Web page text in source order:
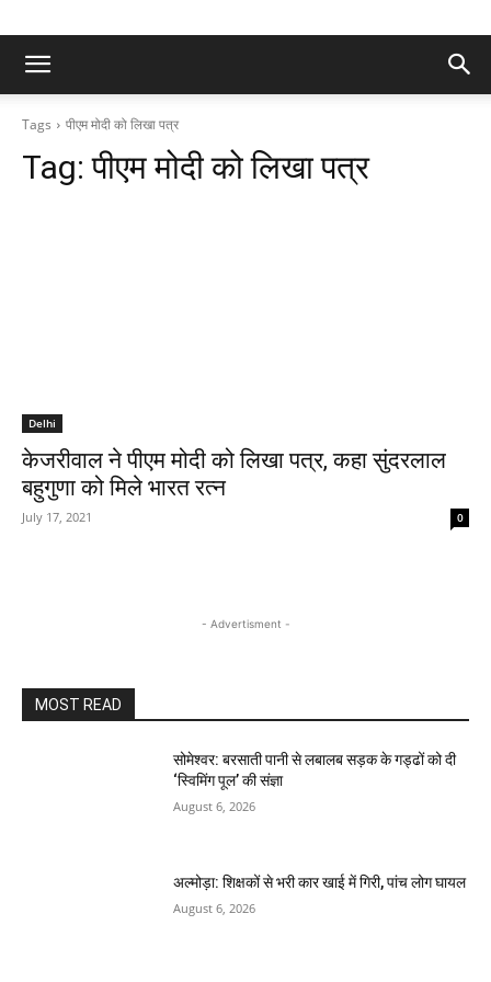
Tags पीएम मोदी को लिखा पत्र
Tag:पीएम मोदी को लिखा पत्र
Delhi
केजरीवाल ने पीएम मोदी को लिखा पत्र, कहा सुंदरलाल
बहुगुणा को मिले भारत रत्न
July 17, 2021 0
- Advertisment -
MOST READ
सोमेश्वर: बरसाती पानी से लबालब सड़क के गड्ढों को दी
‘स्विमिंग पूल’ की संज्ञा
August 6, 2026
अल्मोड़ा: शिक्षकों से भरी कार खाई में गिरी, पांच लोग घायल
August 6, 2026